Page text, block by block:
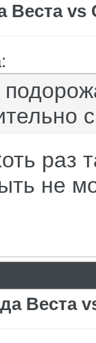
Веста vs
раз
не
Веста